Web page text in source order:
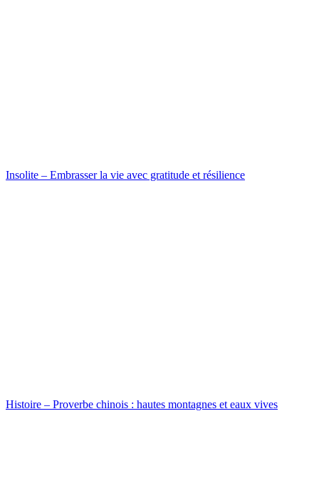
Insolite – Embrasser la vie avec gratitude et résilience
Histoire – Proverbe chinois : hautes montagnes et eaux vives